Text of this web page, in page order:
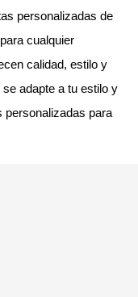
personalizadas de
cualquier
calidad, estilo y
adapte a tu estilo y
personalizadas para